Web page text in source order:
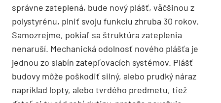
správne zateplená, bude nový plášť, väčšinou z
polystyrénu, plniť svoju funkciu zhruba 30 rokov.
Samozrejme, pokiaľ sa štruktúra zateplenia
nenaruší. Mechanická odolnosť nového plášťa je
jednou zo slabín zatepľovacích systémov. Plášť
budovy môže poškodiť silný, alebo prudký náraz
napríklad lopty, alebo tvrdého predmetu, tiež